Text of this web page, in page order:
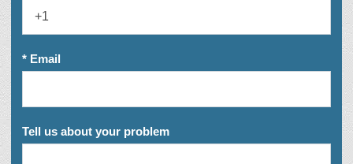
* Email
Tell us about your problem